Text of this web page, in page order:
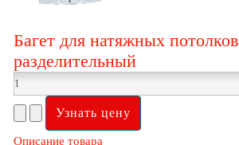
Багет для натяжных потолков
разделительный
Описание товара